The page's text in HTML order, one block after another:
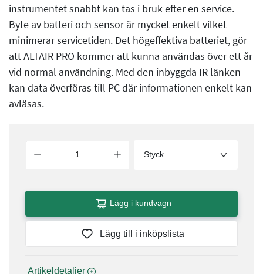
instrumentet snabbt kan tas i bruk efter en service.
Byte av batteri och sensor är mycket enkelt vilket
minimerar servicetiden. Det högeffektiva batteriet, gör
att ALTAIR PRO kommer att kunna användas över ett år
vid normal användning. Med den inbyggda IR länken
kan data överföras till PC där informationen enkelt kan
avläsas.
Styck
Lägg i kundvagn
Lägg till i inköpslista